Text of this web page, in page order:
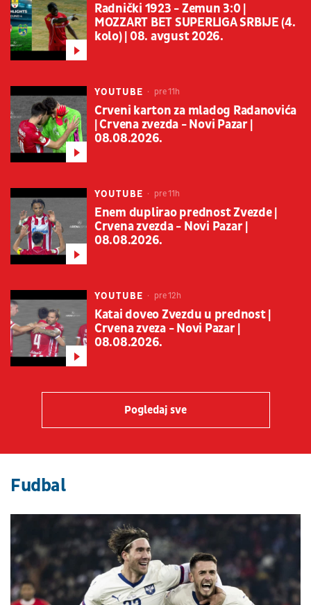
Radnički 1923 - Zemun 3:0 |
MOZZART BET SUPERLIGA SRBIJE (4.
kolo) | 08. avgust 2026.
YOUTUBE pre 11h
Crveni karton za mladog Radanovića
| Crvena zvezda - Novi Pazar |
08.08.2026.
YOUTUBE pre 11h
Enem duplirao prednost Zvezde |
Crvena zvezda - Novi Pazar |
08.08.2026.
YOUTUBE pre 12h
Katai doveo Zvezdu u prednost |
Crvena zveza - Novi Pazar |
08.08.2026.
Pogledaj sve
Fudbal